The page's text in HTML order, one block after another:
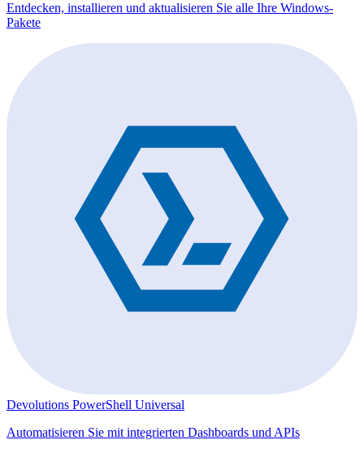
Entdecken, installieren und aktualisieren Sie alle Ihre Windows-
Pakete
Devolutions PowerShell Universal
Automatisieren Sie mit integrierten Dashboards und APIs